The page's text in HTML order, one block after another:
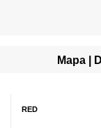
Mapa |
RED